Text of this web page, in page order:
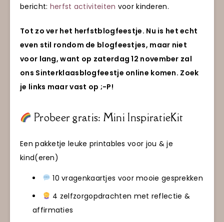
bericht: herfst activiteiten voor kinderen.
Tot zo ver het herfstblogfeestje. Nu is het echt
even stil rondom de blogfeestjes, maar niet
voor lang, want op zaterdag 12 november zal
ons Sinterklaasblogfeestje online komen. Zoek
je links maar vast op ;-P!
Probeer gratis: Mini InspiratieKit
Een pakketje leuke printables voor jou & je
kind(eren)
10 vragenkaartjes voor mooie gesprekken
4 zelfzorgopdrachten met reflectie &
affirmaties